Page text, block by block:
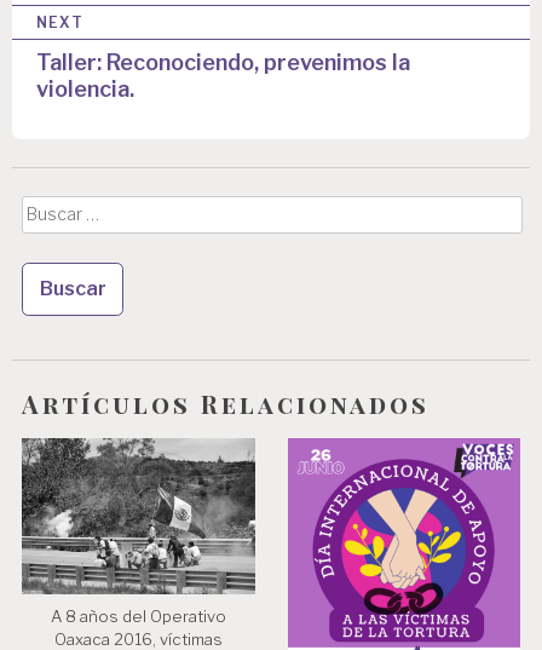
e
g
a
i
ó
e
e
n
t
r
a
d
a
NEXT
Taller: Reconociendo, prevenimos la
violencia.
Buscar:
Artículos Relacionados
A 8 años del Operativo
Oaxaca 2016, víctimas